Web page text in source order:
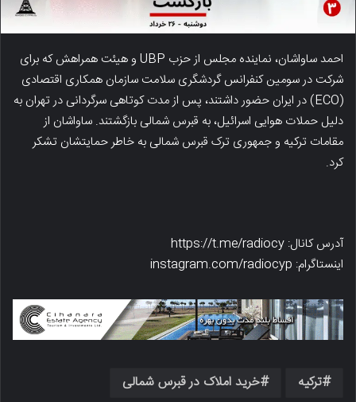
احمد ساواشان، نماینده مجلس از حزب UBP و هیئت همراهش که برای
شرکت در سومین کنفرانس گردشگری سلامت سازمان همکاری اقتصادی
(ECO) در ایران حضور داشتند، پس از مدت کوتاهی سرگردانی در تهران به
دلیل حملات هوایی اسرائیل، به قبرس شمالی بازگشتند. ساواشان از
مقامات ترکیه و جمهوری ترک قبرس شمالی به خاطر حمایتشان تشکر
کرد.
آدرس کانال: https://t.me/radiocy
اینستاگرام: instagram.com/radiocyp
ترکیه
خرید املاک در قبرس شمالی